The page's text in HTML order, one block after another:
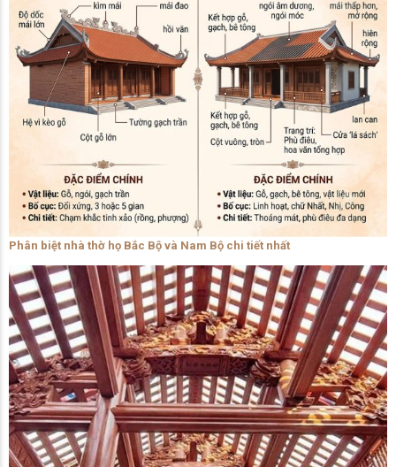
Phân biệt nhà thờ họ Bắc Bộ và Nam Bộ chi tiết nhất